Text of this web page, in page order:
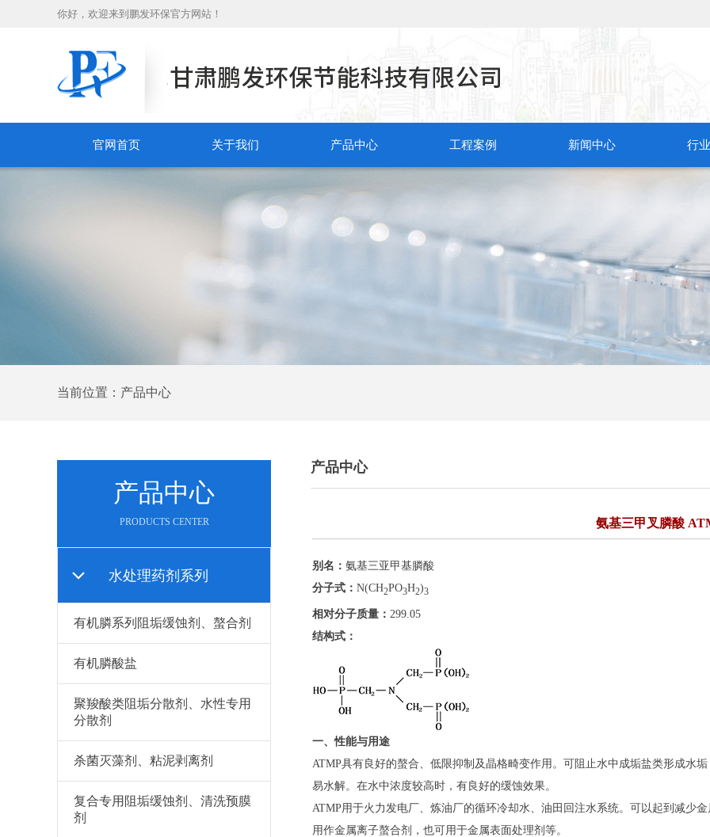
你好，欢迎来到鹏发环保官方网站！
官网首页 关于我们 产品中心 工程案例 新闻中心 行
当前位置：产品中心
产品中心
PRODUCTS CENTER
水处理药剂系列
有机膦系列阻垢缓蚀剂、螯合剂
有机膦酸盐
聚羧酸类阻垢分散剂、水性专用
分散剂
杀菌灭藻剂、粘泥剥离剂
复合专用阻垢缓蚀剂、清洗预膜
剂
产品中心
氨基三甲叉膦酸
别名： 氨基三亚甲基膦酸
分子式： N(CH2PO3H2)3
相对分子质量： 299.05
结构式：
一、性能与用途
ATMP具有良好的螯合、低限抑制及晶格畸变作用。可阻止水中成垢盐类形成水
易水解。在水中浓度较高时，有良好的缓蚀效果。
ATMP用于火力发电厂、炼油厂的循环冷却水、油田回注水系统。可以起到减少
用作金属离子螯合剂，也可用于金属表面处理剂等。